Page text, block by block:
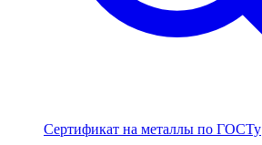
Сертификат на металлы по ГОСТу